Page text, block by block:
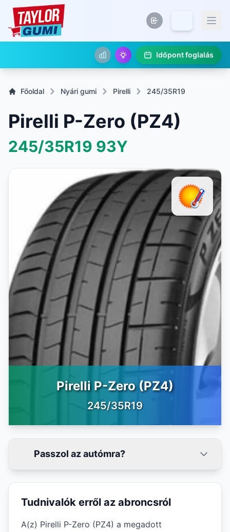
Időpont foglalás
Főoldal Nyári gumi Pirelli 245/35R19
Pirelli P-Zero (PZ4)
245/35R19 93Y
Pirelli P-Zero (PZ4)
245/35R19
Passzol az autómra?
Tudnivalók erről az abroncsról
A(z) Pirelli P-Zero (PZ4) a megadott